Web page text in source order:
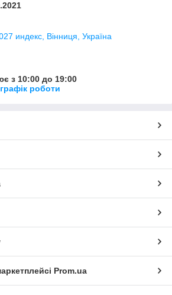
индекс, Вінниця, Україна
з 10:00 до 19:00
роботи
Prom.ua